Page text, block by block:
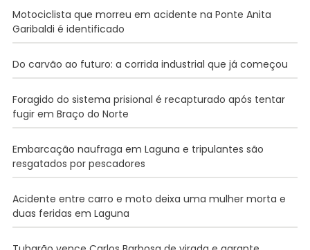
Motociclista que morreu em acidente na Ponte Anita
Garibaldi é identificado
Do carvão ao futuro: a corrida industrial que já começou
Foragido do sistema prisional é recapturado após tentar
fugir em Braço do Norte
Embarcação naufraga em Laguna e tripulantes são
resgatados por pescadores
Acidente entre carro e moto deixa uma mulher morta e
duas feridas em Laguna